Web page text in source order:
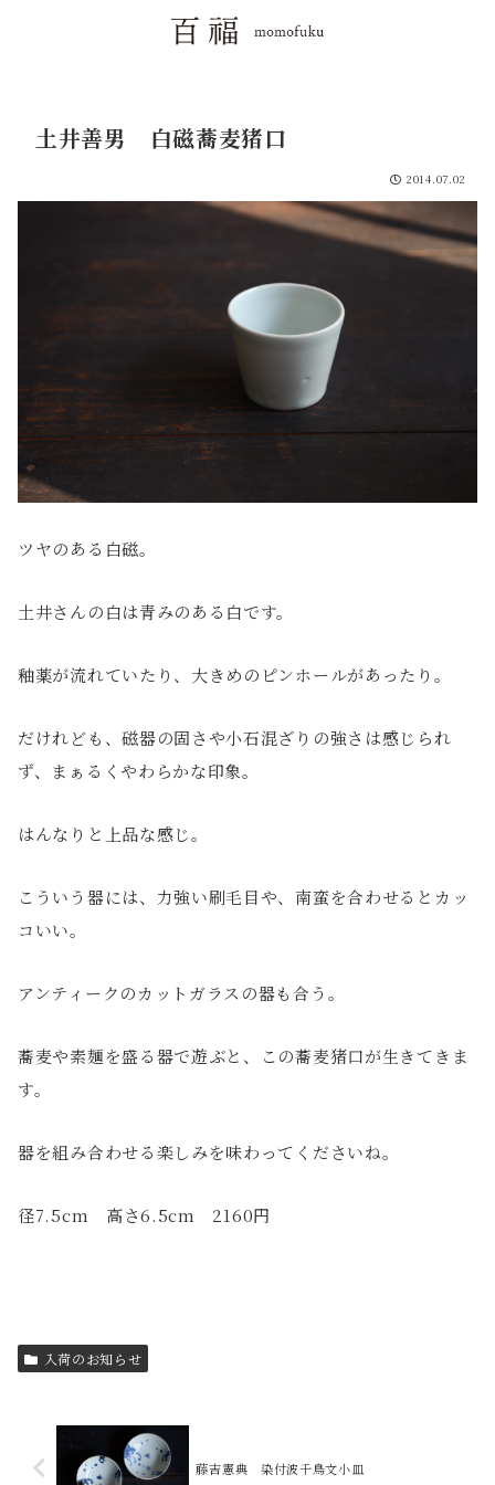
土井善男 白磁蕎麦猪口
2014.07.02
ツヤのある白磁。
土井さんの白は青みのある白です。
釉薬が流れていたり、大きめのピンホールがあったり。
だけれども、磁器の固さや小石混ざりの強さは感じられ
ず、まぁるくやわらかな印象。
はんなりと上品な感じ。
こういう器には、力強い刷毛目や、南蛮を合わせるとカッ
コいい。
アンティークのカットガラスの器も合う。
蕎麦や素麺を盛る器で遊ぶと、この蕎麦猪口が生きてきま
す。
器を組み合わせる楽しみを味わってくださいね。
径7.5cm 高さ6.5cm 2160円
入荷のお知らせ
藤吉憲典 染付波千鳥文小皿